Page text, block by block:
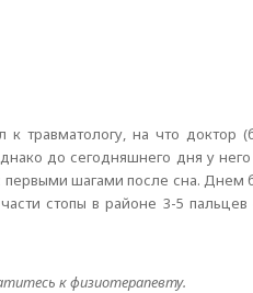
на что доктор
до сегодняшнего дня у
шагами после сна.
стопы в районе 3-5
к физиотерапевту.